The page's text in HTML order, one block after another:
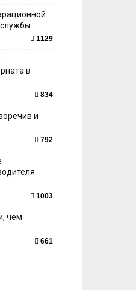
1129
в
834
и
792
1003
чем
661